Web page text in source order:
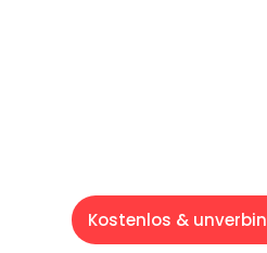
Kostenlos &